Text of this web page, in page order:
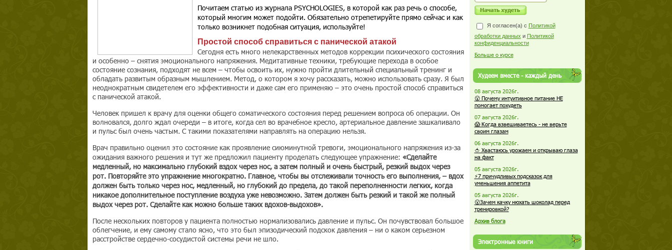
Почитаем статью из журнала PSYCHOLOGIES, в которой как раз речь о способе,
который многим может подойти. Обязательно отрепетируйте прямо сейчас и как
только возникнет подобная ситуация, используйте!
Простой способ справиться с панической атакой
Сегодня есть много нелекарственных методов коррекции психического состояния
и особенно – снятия эмоционального напряжения. Медитативные техники, требующие перехода в особое
состояние сознания, подходят не всем – чтобы освоить их, нужно пройти длительный специальный тренинг и
обладать развитым образным мышлением. Метод, о котором я хочу рассказать, можно использовать сразу. Я был
неоднократным свидетелем его эффективности и даже сам его применяю – это очень простой способ справиться
с панической атакой.
Человек пришел к врачу для оценки общего соматического состояния перед решением вопроса об операции. Он
волновался, долго ждал очереди – в итоге, когда сел во врачебное кресло, артериальное давление зашкаливало
и пульс был очень частым. С такими показателями направлять на операцию нельзя.
Врач правильно оценил это состояние как проявление сиюминутной тревоги, эмоционального напряжения из-за
ожидания важного решения и тут же предложил пациенту проделать следующее упражнение: «Сделайте
медленный, но максимально глубокий вздох через нос, а затем полный и очень быстрый, резкий выдох через
рот. Повторяйте это упражнение многократно. Главное, чтобы вы отслеживали точность его выполнения, – вдох
должен быть только через нос, медленный, но глубокий до предела, до такой переполненности легких, когда
никакое дополнительное поступление воздуха уже невозможно. Затем должен быть резкий и такой же полный
выдох через рот. Сделайте как можно больше таких вдохов-выдохов».
После нескольких повторов у пациента полностью нормализовались давление и пульс. Он почувствовал большое
облегчение, и ему самому стало ясно, что это был эпизодический подскок давления – ни о каком серьезном
расстройстве сердечно-сосудистой системы речи не шло.
Я согласен(а) с Политикой
обработки данных и Политикой
конфиденциальности
Больше о курсе
Худеем вместе - каждый день
08 августа 2026г.
😮 Почему интуитивное питание НЕ
помогает похудеть
07 августа 2026г.
😱 Когда взвешиваетесь - не верьте
своим глазам
06 августа 2026г.
🍅 Хвастаюсь урожаем и открываю глаза
на факт
05 августа 2026г.
⚡7 причудливых подсказок для
уменьшения аппетита
05 августа 2026г.
😮Зачем качку нюхать шоколад перед
тренировкой?
Архив блога
Электронные книги